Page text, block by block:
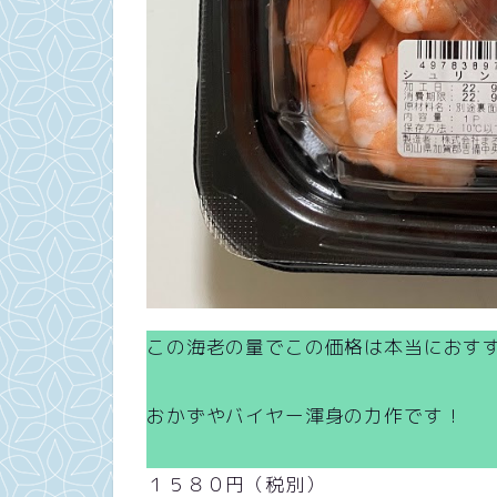
この海老の量でこの価格は本当におす
おかずやバイヤー渾身の力作です！
１５８０円（税別）